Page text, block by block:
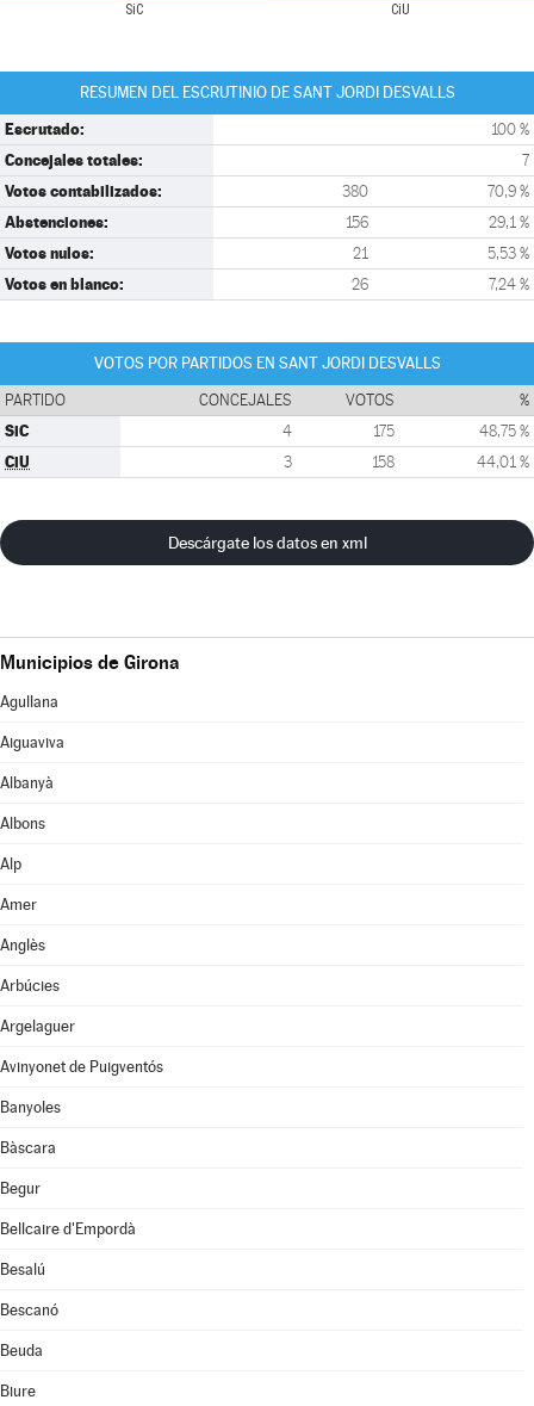
SiC CiU
RESUMEN DEL ESCRUTINIO DE SANT JORDI DESVALLS
Escrutado: 100 %
Concejales totales: 7
Votos contabilizados: 380 70,9 %
Abstenciones: 156 29,1 %
Votos nulos: 21 5,53 %
Votos en blanco: 26 7,24 %
VOTOS POR PARTIDOS EN SANT JORDI DESVALLS
PARTIDO CONCEJALES VOTOS %
SiC 4 175 48,75 %
CiU 3 158 44,01 %
Descárgate los datos en xml
Municipios de Girona
Agullana
Aiguaviva
Albanyà
Albons
Alp
Amer
Anglès
Arbúcies
Argelaguer
Avinyonet de Puigventós
Banyoles
Bàscara
Begur
Bellcaire d'Empordà
Besalú
Bescanó
Beuda
Biure